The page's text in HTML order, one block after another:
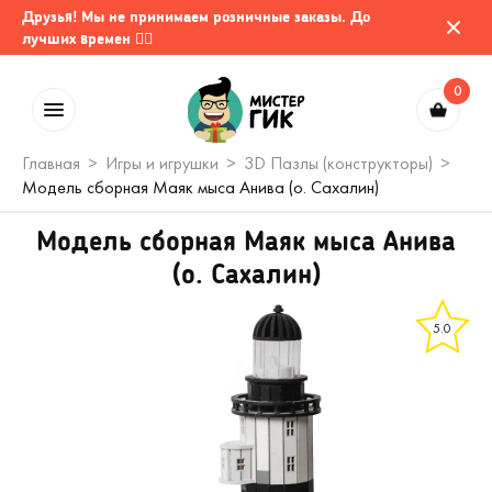
Друзья! Мы не принимаем розничные заказы. До
лучших времен 🤷‍♂️
0
Главная Игры и игрушки
3D Пазлы (конструкторы)
Модель сборная Маяк мыса Анива (о. Сахалин)
Модель сборная Маяк мыса Анива
(о. Сахалин)
5.0